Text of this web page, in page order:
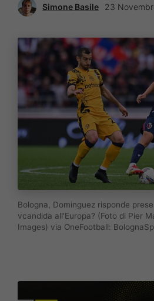
Simone Basile 23
Bologna, Dominguez risponde
vcandida all'Europa? (Foto di Pier
Images) via OneFootball: